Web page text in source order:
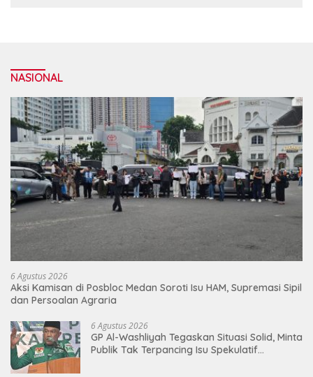
NASIONAL
6 Agustus 2026
Aksi Kamisan di Posbloc Medan Soroti Isu HAM, Supremasi Sipil
dan Persoalan Agraria
6 Agustus 2026
GP Al-Washliyah Tegaskan Situasi Solid, Minta
Publik Tak Terpancing Isu Spekulatif